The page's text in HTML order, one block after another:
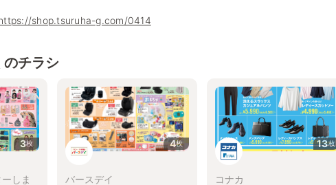
shop.tsuruha-g.com/0414
のチラシ
3枚
しま
4枚
バースデイ
13枚
コナカ